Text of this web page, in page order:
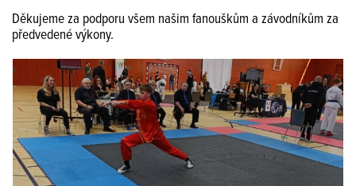
Děkujeme za podporu všem našim fanouškům a závodníkům za
předvedené výkony.